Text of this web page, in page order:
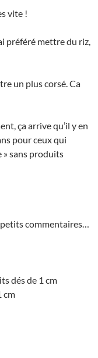
vite !
préféré mettre du riz,
un plus corsé. Ca
ça arrive qu’il y en
pour ceux qui
» sans produits
petits commentaires…
dés de 1 cm
cm